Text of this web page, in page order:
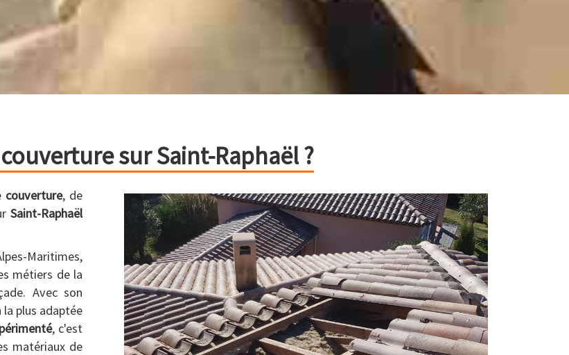
sur Saint-Raphaël ?
couverture, de
Saint-Raphaël
Maritimes,
métiers de la
Avec son
la plus adaptée
, c'est
matériaux de